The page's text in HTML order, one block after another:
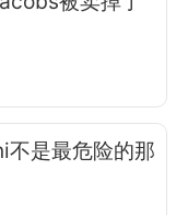
不是最危险的那